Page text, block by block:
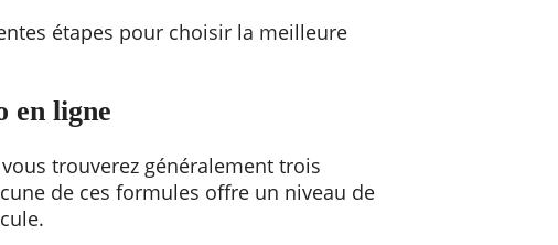
étapes pour choisir la meilleure
en ligne
trouverez généralement trois
de ces formules offre un niveau de